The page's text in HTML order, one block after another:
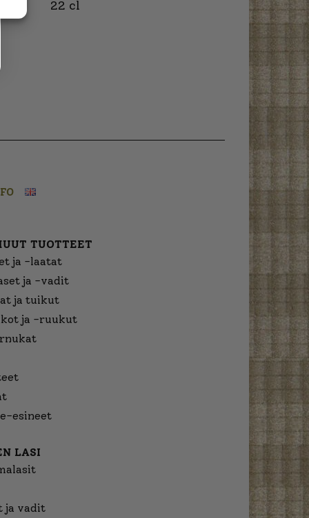
22 cl
TUOTTEET
ja -laatat
ja -vadit
ja tuikut
ja -ruukut
esineet
LASI
ja vadit